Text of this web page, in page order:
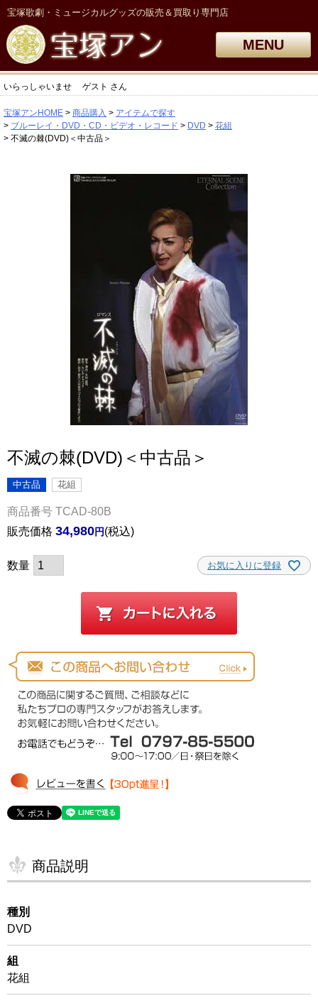
宝塚歌劇・ミュージカルグッズの販売＆買取り専門店
MENU
いらっしゃいませ ゲスト さん
宝塚アンHOME 商品購入
アイテムで探す
ブルーレイ・DVD・CD・ビデオ・レコード
DVD
花組
不滅の棘(DVD)＜中古品＞
不滅の棘(DVD)＜中古品＞
中古品 花組
商品番号 TCAD-80B
販売価格 34,980 税込
お気に入りに登録
商品説明
種別
DVD
組
花組